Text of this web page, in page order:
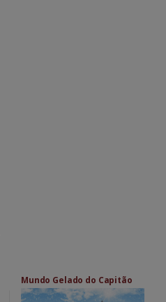
Mundo Gelado do Capitão